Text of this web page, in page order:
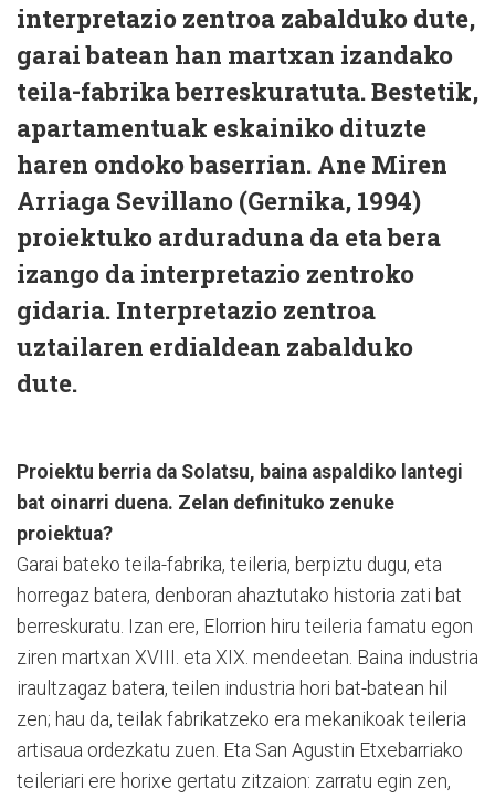
interpretazio zentroa zabalduko dute,
garai batean han martxan izandako
teila-fabrika berreskuratuta. Bestetik,
apartamentuak eskainiko dituzte
haren ondoko baserrian. Ane Miren
Arriaga Sevillano (Gernika, 1994)
proiektuko arduraduna da eta bera
izango da interpretazio zentroko
gidaria. Interpretazio zentroa
uztailaren erdialdean zabalduko
dute.
Proiektu berria da Solatsu, baina aspaldiko lantegi
bat oinarri duena. Zelan definituko zenuke
proiektua?
Garai bateko teila-fabrika, teileria, berpiztu dugu, eta
horregaz batera, denboran ahaztutako historia zati bat
berreskuratu. Izan ere, Elorrion hiru teileria famatu egon
ziren martxan XVIII. eta XIX. mendeetan. Baina industria
iraultzagaz batera, teilen industria hori bat-batean hil
zen; hau da, teilak fabrikatzeko era mekanikoak teileria
artisaua ordezkatu zuen. Eta San Agustin Etxebarriako
teileriari ere horixe gertatu zitzaion: zarratu egin zen,